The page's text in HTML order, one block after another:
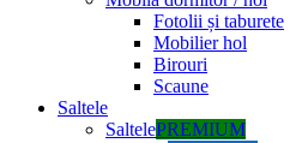
Fotolii și taburete
Mobilier hol
Birouri
Scaune
Saltele
SaltelePREMIUM